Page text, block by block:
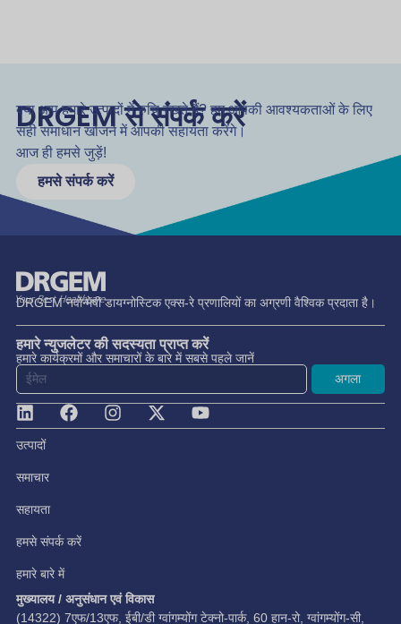
DRGEM से संपर्क करें
क्या आप हमारे उत्पादों में रुचि रखते हैं? हम आपकी आवश्यकताओं के लिए
सही समाधान खोजने में आपकी सहायता करेंगे।
आज ही हमसे जुड़ें!
हमसे संपर्क करें
DRGEM नवोन्मेषी डायग्नोस्टिक एक्स-रे प्रणालियों का अग्रणी वैश्विक प्रदाता है।
हमारे न्युजलेटर की सदस्यता प्राप्त करें
हमारे कार्यक्रमों और समाचारों के बारे में सबसे पहले जानें
अगला
उत्पादों
समाचार
सहायता
हमसे संपर्क करें
हमारे बारे में
मुख्यालय / अनुसंधान एवं विकास
(14322) 7एफ/13एफ, ईबी/डी ग्वांगम्योंग टेक्नो-पार्क, 60 हान-रो, ग्वांगम्योंग-सी,